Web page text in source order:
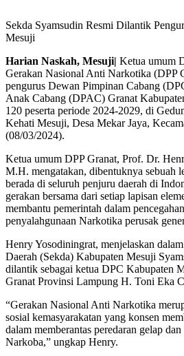
Sekda Syamsudin Resmi Dilantik
Mesuji
Harian Naskah, Mesuji| Ketua umum
Gerakan Nasional Anti Narkotika (DPP
pengurus Dewan Pimpinan Cabang
Anak Cabang (DPAC) Granat
120 peserta periode 2024-2029, di
Kehati Mesuji, Desa Mekar Jaya,
(08/03/2024).
Ketua umum DPP Granat, Prof. Dr.
M.H. mengatakan, dibentuknya sebuah
berada di seluruh penjuru daerah di
gerakan bersama dari setiap lapisan
membantu pemerintah dalam
penyalahgunaan Narkotika perusak
Henry Yosodiningrat, menjelaskan
Daerah (Sekda) Kabupaten Mesuji
dilantik sebagai ketua DPC Kabupaten
Granat Provinsi Lampung H. Toni Eka
“Gerakan Nasional Anti Narkotika
sosial kemasyarakatan yang konsen
dalam memberantas peredaran gelap
Narkoba,” ungkap Henry.